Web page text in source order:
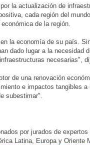
la actualización de
cada región del
de la región.
la economía de su país.
dado lugar a la necesidad
necesarias",
de una renovación
e impactos tangibles
subestimar".
por jurados de
Latina, Europa y Oriente